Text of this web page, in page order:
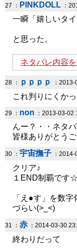
27 ： PINKDOLL ：
一瞬「嬉しいタ
と思った。
ネタバレ内容
28 ： ｐｐｐｐ ：
これ判りにくかっ
29 ： non ：2013-03-02
んー？・・ネタ
皆様ありがとうご
30 ： 宇宙撫子 ：
クリア♪
１END制覇です☆
「え●す」を数
づらい(>_<)
31 ： 赤 ：2014-03-30
終わりだって